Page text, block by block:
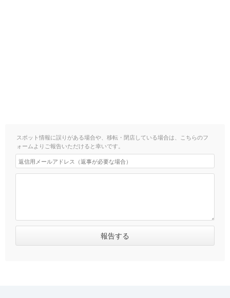
スポット情報に誤りがある場合や、移転・閉店している場合は、こちらのフ
ォームよりご報告いただけると幸いです。